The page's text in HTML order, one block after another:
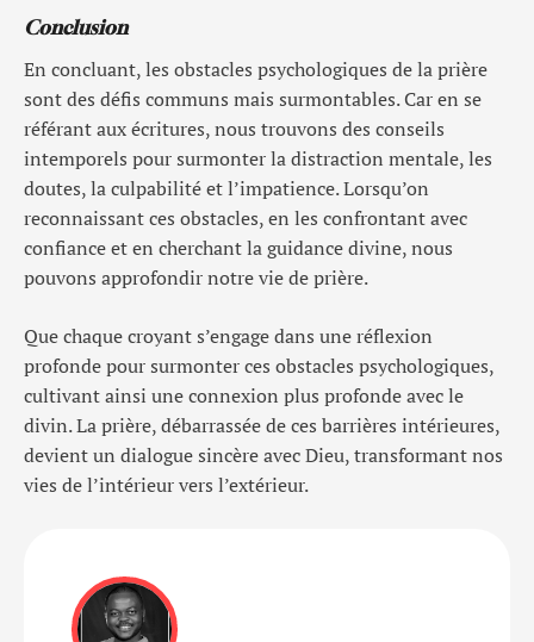
Conclusion
En concluant, les obstacles psychologiques de la prière
sont des défis communs mais surmontables. Car en se
référant aux écritures, nous trouvons des conseils
intemporels pour surmonter la distraction mentale, les
doutes, la culpabilité et l’impatience. Lorsqu’on
reconnaissant ces obstacles, en les confrontant avec
confiance et en cherchant la guidance divine, nous
pouvons approfondir notre vie de prière.
Que chaque croyant s’engage dans une réflexion
profonde pour surmonter ces obstacles psychologiques,
cultivant ainsi une connexion plus profonde avec le
divin. La prière, débarrassée de ces barrières intérieures,
devient un dialogue sincère avec Dieu, transformant nos
vies de l’intérieur vers l’extérieur.